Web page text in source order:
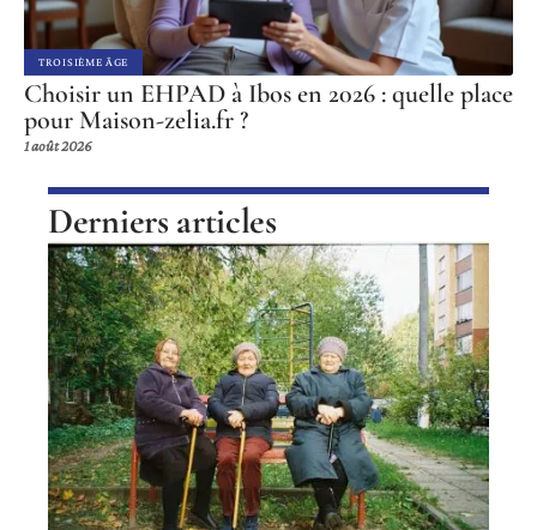
TROISIÈME ÂGE
Choisir un EHPAD à Ibos en 2026 : quelle place
pour Maison-zelia.fr ?
1 août 2026
Derniers articles